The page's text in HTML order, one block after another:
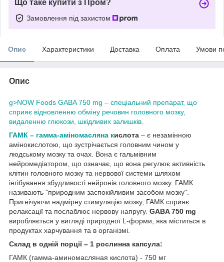
Що таке купити з Пром?
Замовлення під захистом
Опис Характеристики Доставка Оплата Умови
Опис
g>NOW Foods GABA 750 mg – спеціальний препарат, що
сприяє відновленню обміну речовин головного мозку,
видаленню глюкози, шкідливих залишків.
ГАМК – гамма-аміномасляна кислота – є незамінною
амінокислотою, що зустрічається головним чином у
людському мозку та очах. Вона є гальмівним
нейромедіатором, що означає, що вона регулює активність
клітин головного мозку та нервової системи шляхом
інгібування збудливості нейронів головного мозку. ГАМК
називають "природним заспокійливим засобом мозку".
Пригнічуючи надмірну стимуляцію мозку, ГАМК сприяє
релаксації та послаблює нервову напругу. GABA 750 mg
виробляється у вигляді природної L-форми, яка міститься в
продуктах харчування та в організмі.
Склад в одній порції – 1 рослинна капсула:
ГАМК (гамма-аминомасляная кислота) - 750 мг